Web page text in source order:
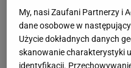
Zobacz wideo
Świątek". Adam Romer
się polska tenisistka
My, nasi Zaufani Partnerzy i
dane osobowe w
Użycie dokładnych danych
skanowanie charakterystyki
identyfikacji.